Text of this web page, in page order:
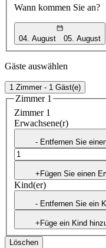
Wann kommen Sie an?
04. August 05. August
Gäste auswählen
1 Zimmer - 1 Gäst(e)
Zimmer 1
Zimmer 1
Erwachsene(r)
- Entfernen Sie
+Fügen Sie einen
Kind(er)
- Entfernen Sie ein
+Füge ein Kind
Löschen